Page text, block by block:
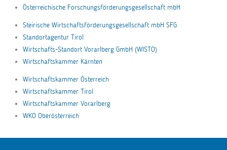
Österreichische Forschungsförderungsgesellschaft mbH
Steirische Wirtschaftsförderungsgesellschaft mbH SFG
Standortagentur Tirol
Wirtschafts-Standort Vorarlberg GmbH (WISTO)
Wirtschaftskammer Kärnten
Wirtschaftskammer Österreich
Wirtschaftskammer Tirol
Wirtschaftskammer Vorarlberg
WKO Oberösterreich